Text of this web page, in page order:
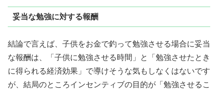
妥当な勉強に対する報酬
結論で言えば、子供をお金で釣って勉強させる場合に妥当
な報酬は、「子供に勉強させる時間」と「勉強させたとき
に得られる経済効果」で導けそうな気もしなくはないです
が、結局のところインセンティブの目的が「勉強させるこ